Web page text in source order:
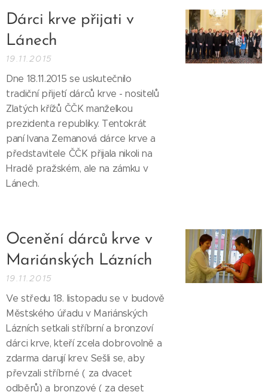
Dárci krve přijati v
Lánech
19.11.2015
Dne 18.11.2015 se uskutečnilo
tradiční přijetí dárců krve - nositelů
Zlatých křížů ČČK manželkou
prezidenta republiky. Tentokrát
paní Ivana Zemanová dárce krve a
představitele ČČK přijala nikoli na
Hradě pražském, ale na zámku v
Lánech.
Ocenění dárců krve v
Mariánských Lázních
19.11.2015
Ve středu 18. listopadu se v budově
Městského úřadu v Mariánských
Lázních setkali stříbrní a bronzoví
dárci krve, kteří zcela dobrovolně a
zdarma darují krev. Sešli se, aby
převzali stříbrné ( za dvacet
odběrů) a bronzové ( za deset